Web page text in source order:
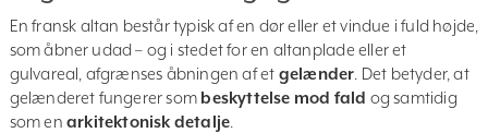
En fransk altan består typisk af en dør eller et vindue i fuld højde,
som åbner udad – og i stedet for en altanplade eller et
gulvareal, afgrænses åbningen af et gelænder . Det betyder, at
gelænderet fungerer som beskyttelse mod fald og samtidig
som en arkitektonisk detalje